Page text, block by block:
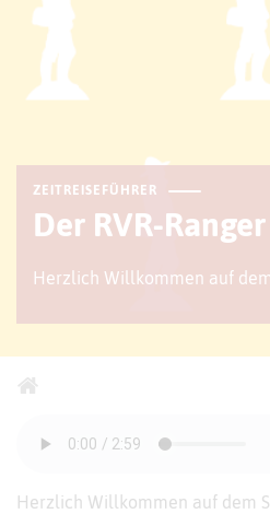
ZEITREISEFÜHRER
Der RVR-Ranger
Herzlich Willkommen auf
Herzlich Willkommen auf dem